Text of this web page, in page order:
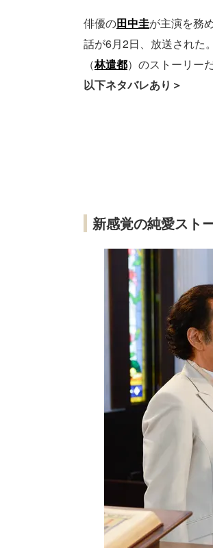
俳優の田中圭が主演を務
話が6月2日、放送された
（林遣都）のストーリー
以下ネタバレあり＞
新感覚の純愛スト